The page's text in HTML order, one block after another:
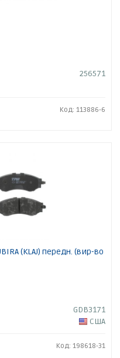
256571
Код: 113886-6
(KLAJ) передн. (вир-во
GDB3171
США
Код: 198618-31